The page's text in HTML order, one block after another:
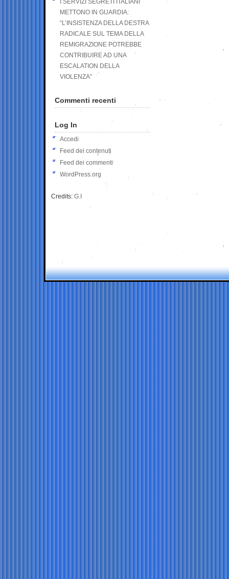
I SERVIZI SEGRETI ITALIANI
METTONO IN GUARDIA:
“L’INSISTENZA DELLA DESTRA
RADICALE SUL TEMA DELLA
REMIGRAZIONE POTREBBE
CONTRIBUIRE AD UNA
ESCALATION DELLA
VIOLENZA”
Commenti recenti
Log In
Accedi
Feed dei contenuti
Feed dei commenti
WordPress.org
Credits: G.I